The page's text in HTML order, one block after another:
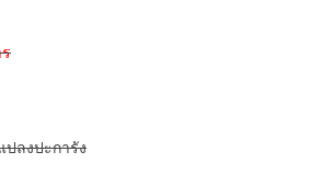
ลงปะการัง